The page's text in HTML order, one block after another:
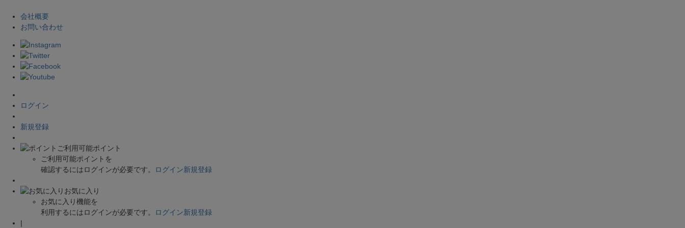
会社概要
お問い合わせ
ログイン
新規登録
ご利用可能ポイント
ご利用可能ポイントを
確認するにはログインが必要です。
ログイン新規登録
お気に入り
お気に入り機能を
利用するにはログインが必要です。
ログイン新規登録
|